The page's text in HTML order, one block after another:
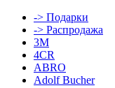
-> Подарки
-> Распродажа
3M
4CR
ABRO
Adolf Bucher